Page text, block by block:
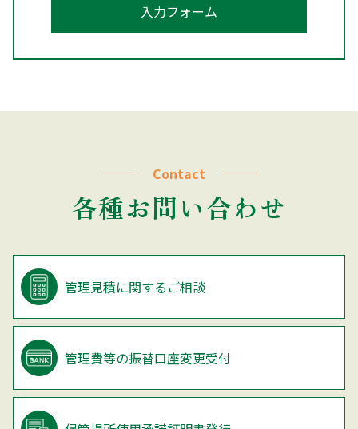
入力フォーム
Contact
各種お問い合わせ
管理見積に関するご相談
管理費等の振替口座変更受付